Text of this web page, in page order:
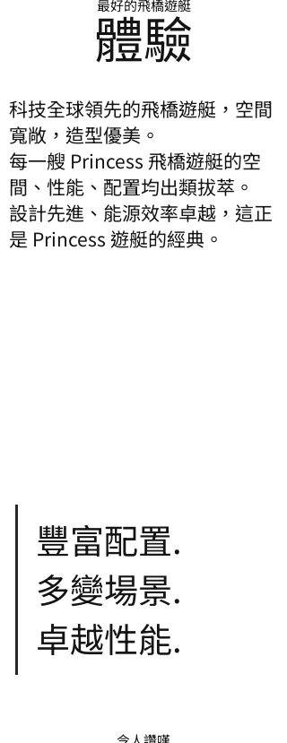
體驗
最好的飛橋遊艇
科技全球領先的飛橋遊艇，空間
寬敞，造型優美。
每一艘 Princess 飛橋遊艇的空
間、性能、配置均出類拔萃。
設計先進、能源效率卓越，這正
是 Princess 遊艇的經典。
豐富配置.
多變場景.
卓越性能.